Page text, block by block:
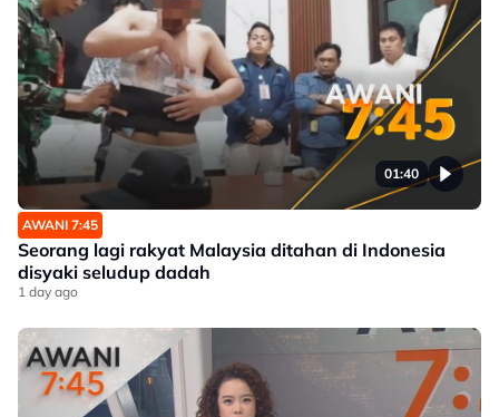
01:40
AWANI 7:45
Seorang lagi rakyat Malaysia ditahan di Indonesia
disyaki seludup dadah
1 day ago